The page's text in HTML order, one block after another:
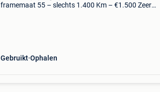
framemaat 55 – slechts 1.400 Km – €1.500 Zeer
Gebruikt Ophalen